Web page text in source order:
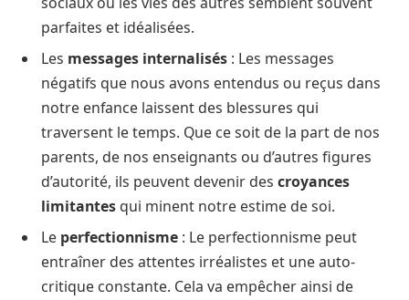
parfaites et idéalisées.
Les messages internalisés : Les messages
négatifs que nous avons entendus ou reçus dans
notre enfance laissent des blessures qui
traversent le temps. Que ce soit de la part de nos
parents, de nos enseignants ou d’autres figures
d’autorité, ils peuvent devenir des croyances
limitantes qui minent notre estime de soi.
Le perfectionnisme : Le perfectionnisme peut
entraîner des attentes irréalistes et une auto-
critique constante. Cela va empêcher ainsi de